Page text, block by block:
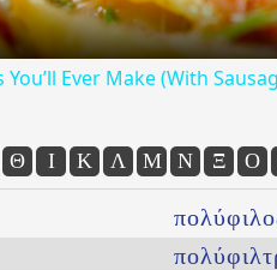
Ever Make (With
Θ Ι Κ Λ Μ Ν Ξ Ο